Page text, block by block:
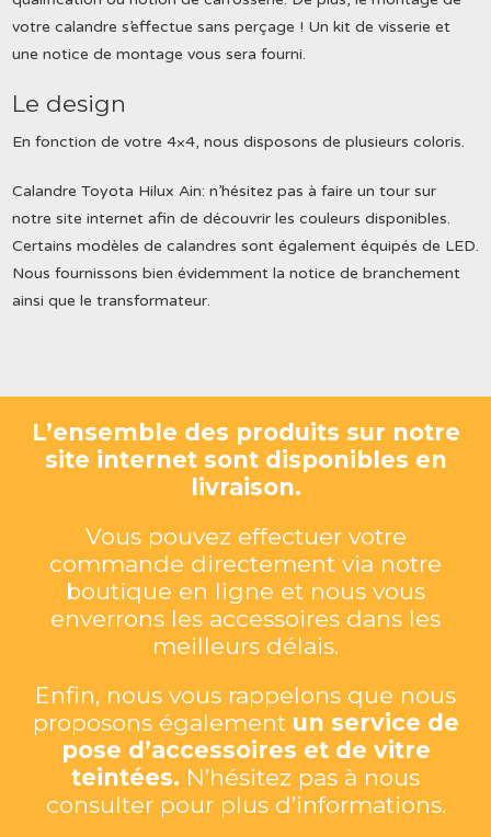
votre calandre s’effectue sans perçage ! Un kit de visserie et
une notice de montage vous sera fourni.
Le design
En fonction de votre 4×4, nous disposons de plusieurs coloris.
Calandre Toyota Hilux Ain: n’hésitez pas à faire un tour sur
notre site internet afin de découvrir les couleurs disponibles.
Certains modèles de calandres sont également équipés de LED.
Nous fournissons bien évidemment la notice de branchement
ainsi que le transformateur.
L’ensemble des produits sur notre
site internet sont disponibles en
livraison.
Vous pouvez effectuer votre
commande directement via notre
boutique en ligne et nous vous
enverrons les accessoires dans les
meilleurs délais.
Enfin, nous vous rappelons que nous
proposons également un service de
pose d’accessoires et de vitre
teintées. N’hésitez pas à nous
consulter pour plus d’informations.